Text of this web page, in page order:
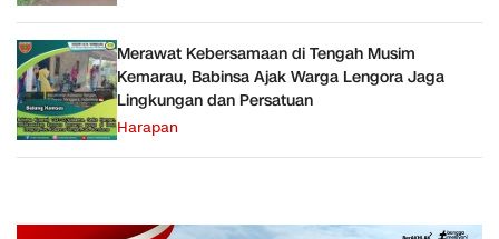
Merawat Kebersamaan di Tengah Musim
Kemarau, Babinsa Ajak Warga Lengora Jaga
Lingkungan dan Persatuan
Harapan